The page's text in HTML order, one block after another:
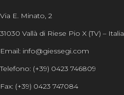
Via E. Minato, 2
31030 Vallà di Riese Pio X (TV) – Italia
Email: info@giessegi.com
Telefono: (+39) 0423 746809
Fax: (+39) 0423 747084